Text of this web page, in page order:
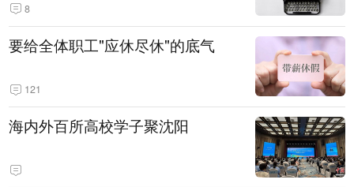
8
要给全体职工"应休尽休"的底气
121
海内外百所高校学子聚沈阳